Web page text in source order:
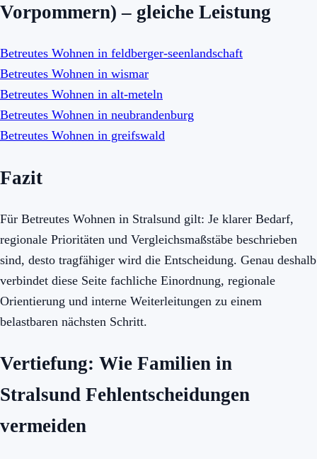
Vorpommern) – gleiche Leistung
Betreutes Wohnen in feldberger-seenlandschaft
Betreutes Wohnen in wismar
Betreutes Wohnen in alt-meteln
Betreutes Wohnen in neubrandenburg
Betreutes Wohnen in greifswald
Fazit
Für Betreutes Wohnen in Stralsund gilt: Je klarer Bedarf,
regionale Prioritäten und Vergleichsmaßstäbe beschrieben
sind, desto tragfähiger wird die Entscheidung. Genau deshalb
verbindet diese Seite fachliche Einordnung, regionale
Orientierung und interne Weiterleitungen zu einem
belastbaren nächsten Schritt.
Vertiefung: Wie Familien in
Stralsund Fehlentscheidungen
vermeiden